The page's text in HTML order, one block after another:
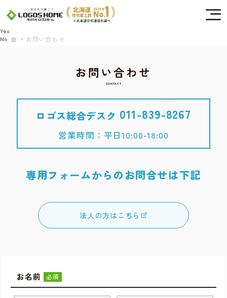
お問い合わせ
お問い合わせ
CONTACT
ロゴス総合デスク 011-839-8267
営業時間：平日10:00-18:00
専用フォームからのお問合せは下記
法人の方はこちら
お名前 必須
Cookie を使用して、お客様の活動を追跡してもよろしいですか? 当社ではお客様の
プライバシーを極めて重視しています。詳細について、およびご質問がある場合
は、当社のプライバシーポリシーをご覧ください。
Yes
No